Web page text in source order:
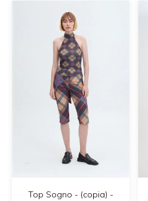
Top Sogno - (copia) -